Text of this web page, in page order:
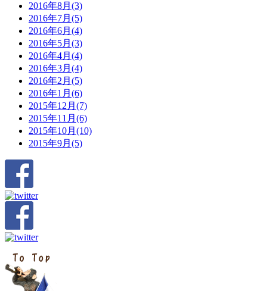
2016年8月(3)
2016年7月(5)
2016年6月(4)
2016年5月(3)
2016年4月(4)
2016年3月(4)
2016年2月(5)
2016年1月(6)
2015年12月(7)
2015年11月(6)
2015年10月(10)
2015年9月(5)